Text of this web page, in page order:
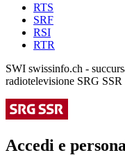
RTS
SRF
RSI
RTR
SWI swissinfo.ch -
radiotelevisione SRG SSR
Accedi e